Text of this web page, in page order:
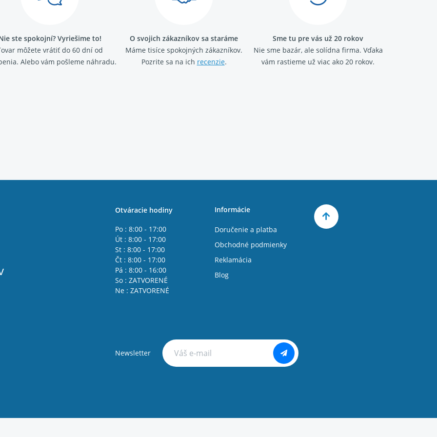
ste spokojní? Vyriešime to!
môžete vrátiť do 60 dní od
Alebo vám pošleme náhradu.
O svojich zákazníkov sa staráme
Máme tisíce spokojných zákazníkov.
Pozrite sa na ich recenzie.
Sme tu pre vás už 20 rokov
Nie sme bazár, ale solídna firma. Vďaka
vám rastieme už viac ako 20 rokov.
Otváracie hodiny
Po : 8:00 - 17:00
Út : 8:00 - 17:00
St : 8:00 - 17:00
Čt : 8:00 - 17:00
Pá : 8:00 - 16:00
So : ZATVORENÉ
Ne : ZATVORENÉ
Informácie
Doručenie a platba
Obchodné podmienky
Reklamácia
Blog
Newsletter